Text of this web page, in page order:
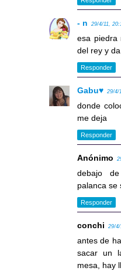
- n 29/4/11,
esa piedra
del rey y
Responder
Gabu♥ 29/4/
donde
me deja
Responder
Anónimo
debajo
palanca se
Responder
conchi 29/
antes de
sacar un
mesa, hay